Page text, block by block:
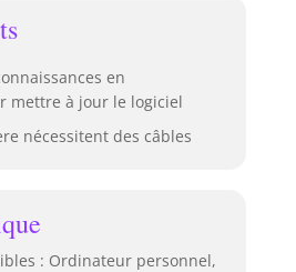
en
mettre à jour le logiciel
nécessitent des câbles
: Ordinateur personnel,